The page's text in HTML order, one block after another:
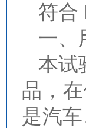
符合
一、
本试
品，
是汽